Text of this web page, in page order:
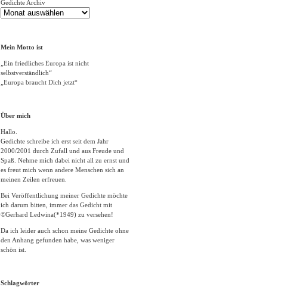
Gedichte Archiv
Mein Motto ist
„Ein friedliches Europa ist nicht
selbstverständlich“
„Europa braucht Dich jetzt“
Über mich
Hallo.
Gedichte schreibe ich erst seit dem Jahr
2000/2001 durch Zufall und aus Freude und
Spaß. Nehme mich dabei nicht all zu ernst und
es freut mich wenn andere Menschen sich an
meinen Zeilen erfreuen.
Bei Veröffentlichung meiner Gedichte möchte
ich darum bitten, immer das Gedicht mit
©Gerhard Ledwina(*1949) zu versehen!
Da ich leider auch schon meine Gedichte ohne
den Anhang gefunden habe, was weniger
schön ist.
Schlagwörter